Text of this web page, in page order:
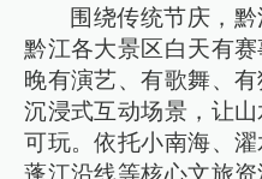
围绕传统节庆，黔
黔江各大景区白天有
晚有演艺、有歌舞、
沉浸式互动场景，让
可玩。依托小南海、
蓬江沿线等核心文旅